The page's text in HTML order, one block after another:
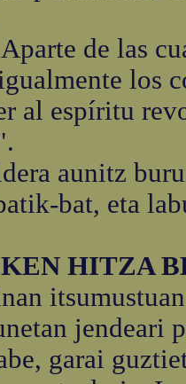
de las
los
al espíritu
aunitz
bat, eta
HITZA
itsumustuan
jendeari
garai